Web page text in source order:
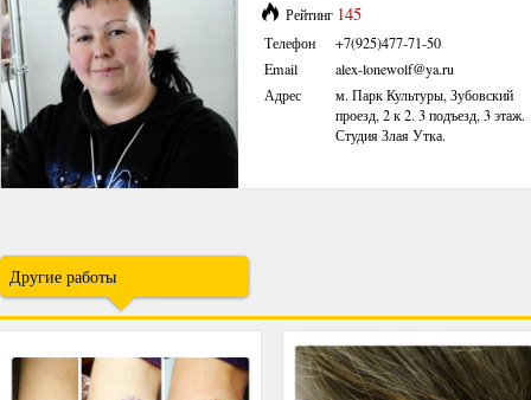
Рейтинг 145
Телефон
+7(925)477-71-50
Email
alex-lonewolf@ya.ru
Адрес
м. Парк Культуры, Зубовский
проезд, 2 к 2. 3 подъезд, 3 этаж.
Студия Злая Утка.
Другие работы